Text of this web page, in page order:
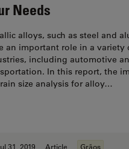
Needs
alloys, such as steel and
an important role in a variety
including automotive
In this report, the
size analysis for alloy…
31, 2019 Article Grãos